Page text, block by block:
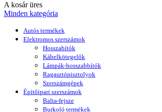
A kosár üres
Minden kategória
Autós termékek
Elektromos szerszámok
Hosszabítók
Kábelkötegelők
Lámpák-hosszabbítók
Ragasztópisztolyok
Szerszámgépek
Építőipari szerszámok
Balta-fejsze
Burkoló termékek